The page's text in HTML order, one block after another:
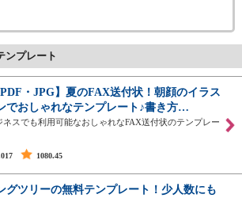
ンプレート
PDF・JPG】夏のFAX送付状！朝顔のイラス
でおしゃれなテンプレート♪書き方…
ネスでも利用可能なおしゃれなFAX送付状のテンプレー
1080.45
グツリーの無料テンプレート！少人数にも